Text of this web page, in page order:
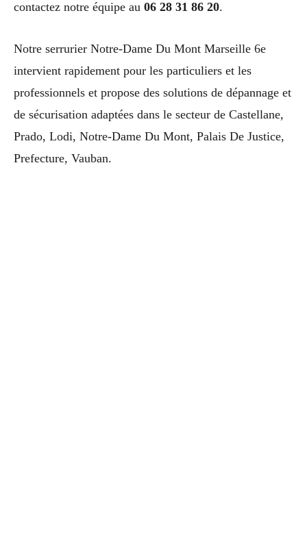
contactez notre équipe au 06 28 31 86 20.
Notre serrurier Notre-Dame Du Mont Marseille 6e
intervient rapidement pour les particuliers et les
professionnels et propose des solutions de dépannage et
de sécurisation adaptées dans le secteur de Castellane,
Prado, Lodi, Notre-Dame Du Mont, Palais De Justice,
Prefecture, Vauban.